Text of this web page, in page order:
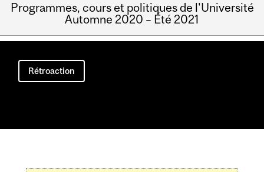
Programmes, cours et politiques de l'Université
Automne 2020 – Été 2021
Main
navigation
Rétroaction